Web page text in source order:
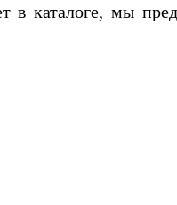
в каталоге, мы